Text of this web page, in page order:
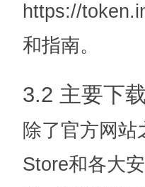
https://
和指南。
3.2 主要下
除了官方网
Store和各大